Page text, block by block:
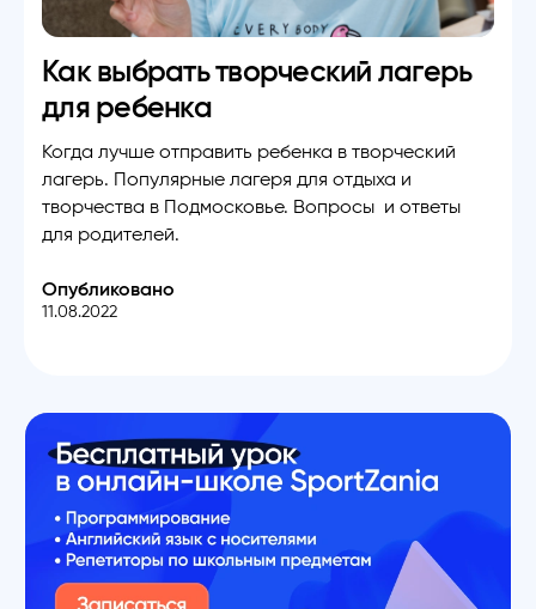
Как выбрать творческий лагерь
для ребенка
Когда лучше отправить ребенка в творческий
лагерь. Популярные лагеря для отдыха и
творчества в Подмосковье. Вопросы и ответы
для родителей.
Опубликовано
11.08.2022